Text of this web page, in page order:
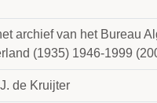
archief van het Bureau
(1935) 1946-1999
de Kruijter